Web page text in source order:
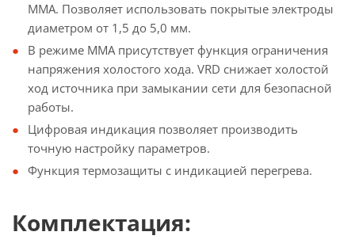
MMA. Позволяет использовать покрытые электроды
диаметром от 1,5 до 5,0 мм.
В режиме MMA присутствует функция ограничения
напряжения холостого хода. VRD снижает холостой
ход источника при замыкании сети для безопасной
работы.
Цифровая индикация позволяет производить
точную настройку параметров.
Функция термозащиты с индикацией перегрева.
Комплектация: